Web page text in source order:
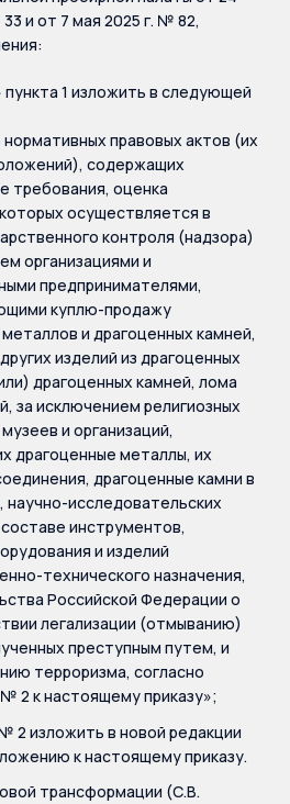
и от 7 мая 2025 г. № 82,
пункта 1 изложить в следующей
правовых актов (их
содержащих
требования, оценка
осуществляется в
контроля (надзора)
организациями и
предпринимателями,
куплю-продажу
и драгоценных камней,
изделий из драгоценных
драгоценных камней, лома
за исключением религиозных
и организаций,
драгоценные металлы, их
драгоценные камни в
научно-исследовательских
инструментов,
и изделий
технического назначения,
Российской Федерации о
легализации (отмыванию)
преступным путем, и
терроризма, согласно
2 к настоящему приказу»;
2 изложить в новой редакции
к настоящему приказу.
трансформации (С.В.